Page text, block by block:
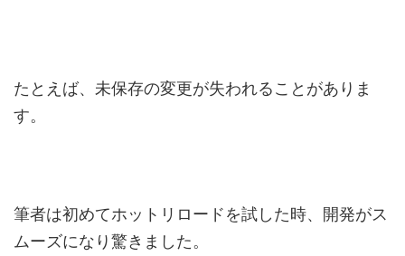
たとえば、未保存の変更が失われることがありま
す。
筆者は初めてホットリロードを試した時、開発がス
ムーズになり驚きました。